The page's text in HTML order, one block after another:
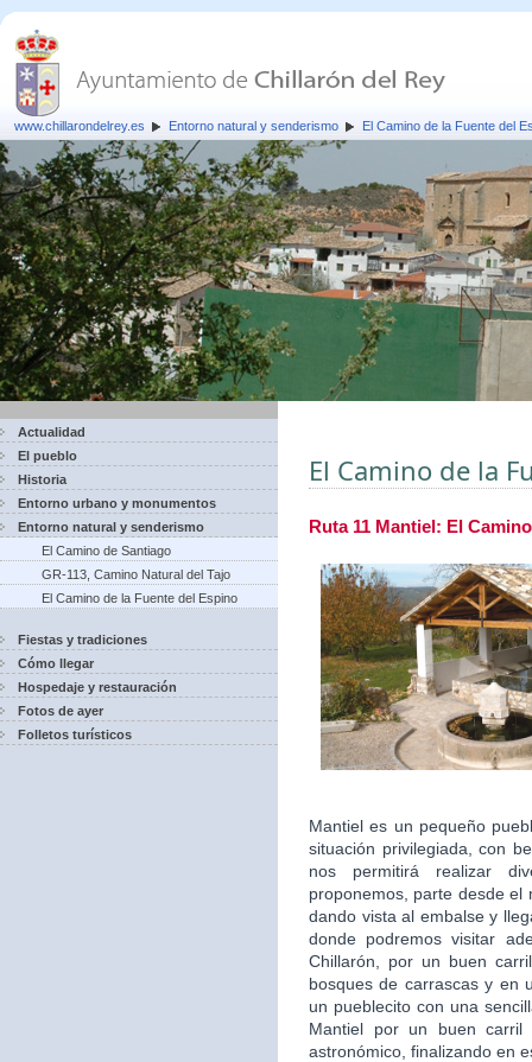
www.chillarondelrey.es Entorno natural y senderismo El Camino de la Fuente del
Actualidad
El pueblo
Historia
Entorno urbano y monumentos
Entorno natural y senderismo
El Camino de Santiago
GR-113, Camino Natural del Tajo
El Camino de la Fuente del Espino
Fiestas y tradiciones
Cómo llegar
Hospedaje y restauración
Fotos de ayer
Folletos turísticos
El Camino de la
Ruta 11 Mantiel: El
Mantiel es un pequeño
situación privilegiada, con
nos permitirá realizar
proponemos, parte desde el
dando vista al embalse y
donde podremos visitar
Chillarón, por un buen
bosques de carrascas y en
un pueblecito con una
Mantiel por un buen
astronómico, finalizando en